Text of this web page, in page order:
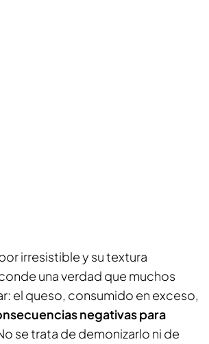
irresistible y su textura
una verdad que muchos
el queso, consumido en exceso,
negativas para
se trata de demonizarlo ni de